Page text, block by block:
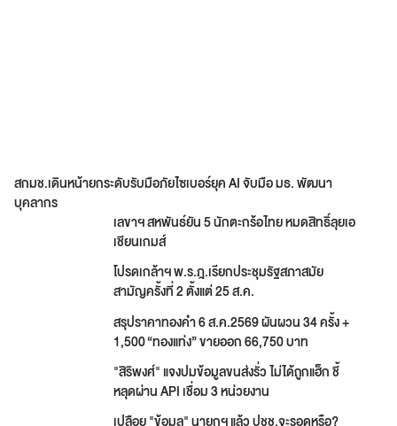
สกมช.เดินหน้ายกระดับรับมือภัยไซเบอร์ยุค AI จับมือ มธ. พัฒนา
บุคลากร
เลขาฯ สหพันธ์ยัน 5 นักตะกร้อไทย หมดสิทธิ์ลุยเอ
เชียนเกมส์
โปรดเกล้าฯ พ.ร.ฎ.เรียกประชุมรัฐสภาสมัย
สามัญครั้งที่ 2 ตั้งแต่ 25 ส.ค.
สรุปราคาทองคำ 6 ส.ค.2569 ผันผวน 34 ครั้ง +
1,500 “ทองแท่ง” ขายออก 66,750 บาท
"สิริพงศ์" แจงปมข้อมูลขนส่งรั่ว ไม่ได้ถูกแฮ็ก ชี้
หลุดผ่าน API เชื่อม 3 หน่วยงาน
เปลือย "ข้อมูล" นายกฯ แล้ว ปชช.จะรอดหรือ?